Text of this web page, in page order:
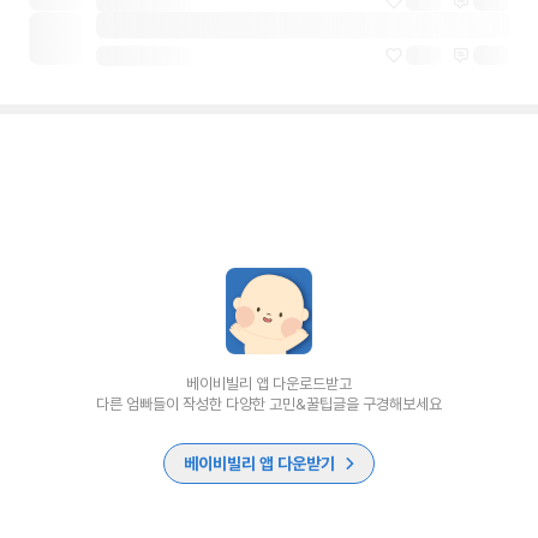
베이비빌리 앱 다운로드받고
다른 엄빠들이 작성한 다양한 고민&꿀팁글을 구경해보세요
베이비빌리 앱 다운받기